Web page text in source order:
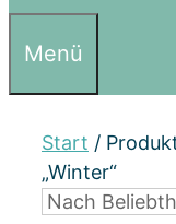
Menü
Start /
„Winter“